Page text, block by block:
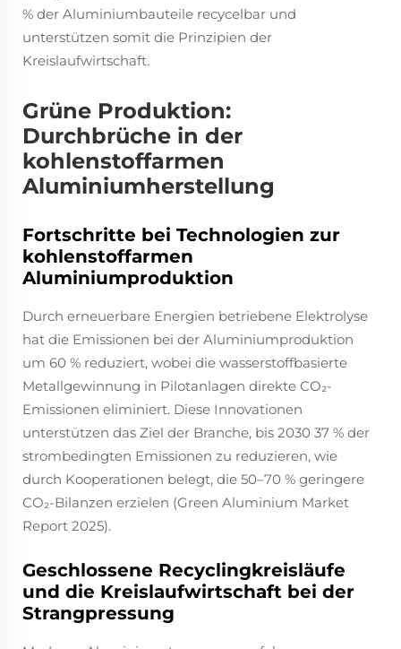
% der Aluminiumbauteile recycelbar und
unterstützen somit die Prinzipien der
Kreislaufwirtschaft.
Grüne Produktion:
Durchbrüche in der
kohlenstoffarmen
Aluminiumherstellung
Fortschritte bei Technologien zur
kohlenstoffarmen
Aluminiumproduktion
Durch erneuerbare Energien betriebene Elektrolyse
hat die Emissionen bei der Aluminiumproduktion
um 60 % reduziert, wobei die wasserstoffbasierte
Metallgewinnung in Pilotanlagen direkte CO₂-
Emissionen eliminiert. Diese Innovationen
unterstützen das Ziel der Branche, bis 2030 37 % der
strombedingten Emissionen zu reduzieren, wie
durch Kooperationen belegt, die 50–70 % geringere
CO₂-Bilanzen erzielen (Green Aluminium Market
Report 2025).
Geschlossene Recyclingkreisläufe
und die Kreislaufwirtschaft bei der
Strangpressung